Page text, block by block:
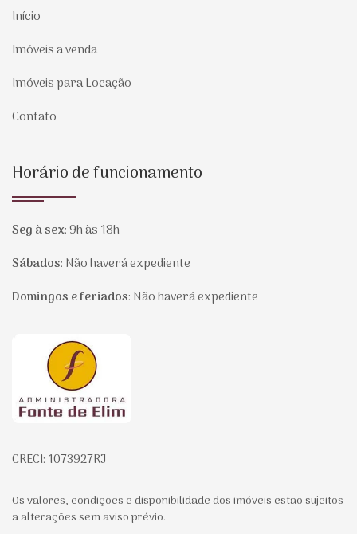
Início
Imóveis a venda
Imóveis para Locação
Contato
Horário de funcionamento
Seg à sex:9h às 18h
Sábados: Não haverá expediente
Domingos e feriados: Não haverá expediente
Página inicial
CRECI: 1073927RJ
Os valores, condições e disponibilidade dos imóveis estão sujeitos
a alterações sem aviso prévio.